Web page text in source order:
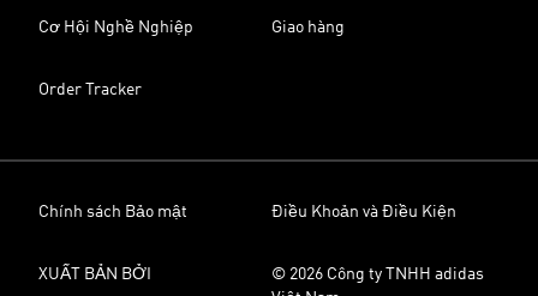
Cơ Hội Nghề Nghiệp Giao hàng
Order Tracker
Chính sách Bảo mật Điều Khoản và Điều Kiện
XUẤT BẢN BỞI
© 2026 Công ty TNHH adidas